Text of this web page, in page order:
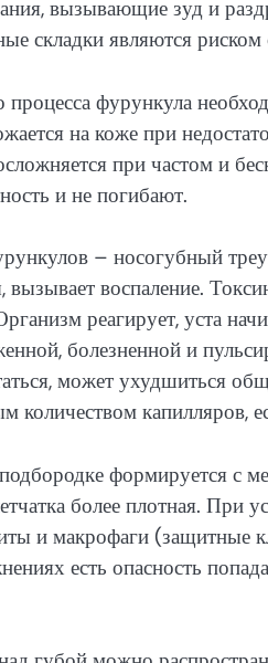
вызывающие зуд и
складки являются риском
фурункула
на коже при
при частом и
и не погибают.
– носогубный
воспаление.
реагирует, уста
болезненной и
может ухудшиться
количеством капилляров,
формируется с
более плотная. При
и макрофаги (защитные
есть опасность